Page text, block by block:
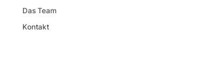
Das Team
Kontakt